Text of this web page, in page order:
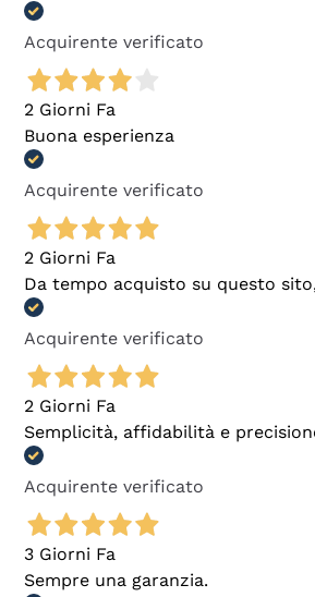
Acquirente verificato
2 Giorni Fa
Buona esperienza
Acquirente verificato
2 Giorni Fa
Da tempo acquisto su questo
Acquirente verificato
2 Giorni Fa
Semplicità, affidabilità e
Acquirente verificato
3 Giorni Fa
Sempre una garanzia.